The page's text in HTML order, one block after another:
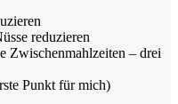
reduzieren
Zwischenmahlzeiten – drei
Punkt für mich)